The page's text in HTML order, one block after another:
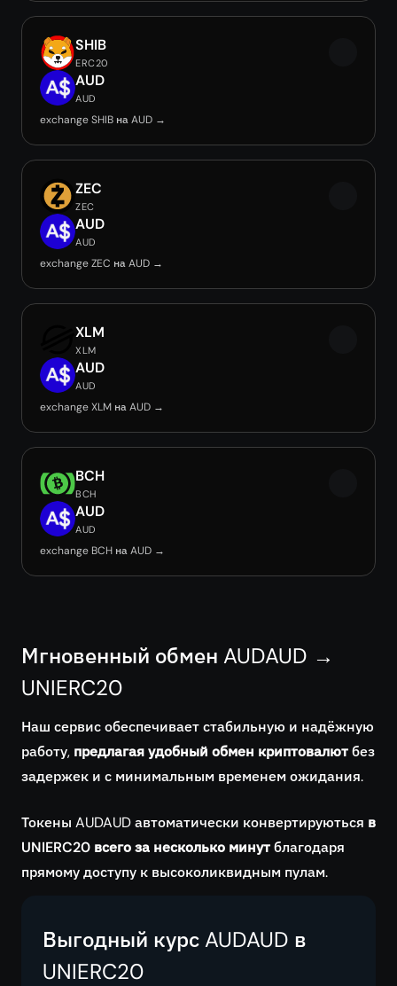
SHIB
ERC20
AUD
AUD
exchange SHIB на AUD →
ZEC
ZEC
AUD
AUD
exchange ZEC на AUD →
XLM
XLM
AUD
AUD
exchange XLM на AUD →
BCH
BCH
AUD
AUD
exchange BCH на AUD →
Мгновенный обмен AUDAUD →
UNIERC20
Наш сервис обеспечивает стабильную и надёжную
работу, предлагая удобный обмен криптовалютбез
задержек и с минимальным временем ожидания.
Токены AUDAUD автоматически конвертируються в
UNIERC20 всего за несколько минутблагодаря
прямому доступу к высоколиквидным пулам.
Выгодный курс AUDAUD в
UNIERC20